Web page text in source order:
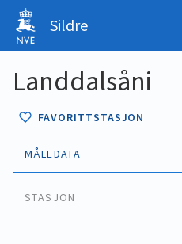
Sildre
Landdalsåni
FAVORITTSTASJON
MÅLEDATA
STASJON